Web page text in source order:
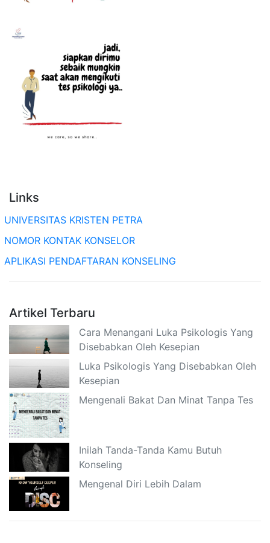
Links
UNIVERSITAS KRISTEN PETRA
NOMOR KONTAK KONSELOR
APLIKASI PENDAFTARAN KONSELING
Artikel Terbaru
Cara Menangani Luka Psikologis Yang
Disebabkan Oleh Kesepian
Luka Psikologis Yang Disebabkan Oleh
Kesepian
Mengenali Bakat Dan Minat Tanpa Tes
Inilah Tanda-Tanda Kamu Butuh
Konseling
Mengenal Diri Lebih Dalam